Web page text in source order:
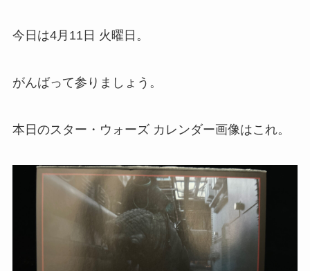
今日は4月11日 火曜日。
がんばって参りましょう。
本日のスター・ウォーズ カレンダー画像はこれ。